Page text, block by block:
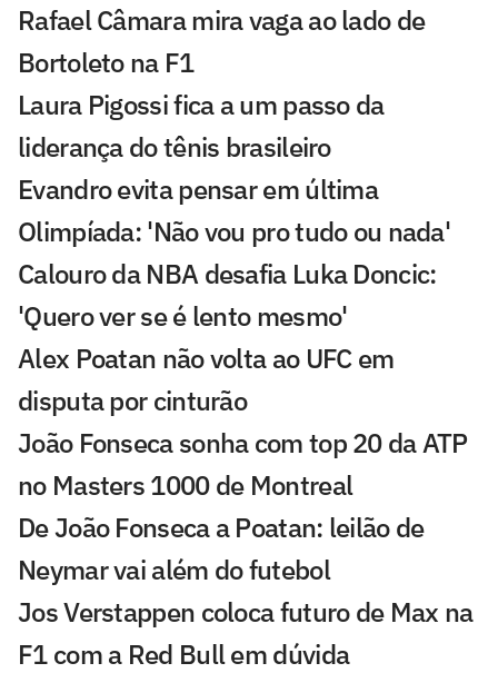
Rafael Câmara mira vaga ao lado de
Bortoleto na F1
Laura Pigossi fica a um passo da
liderança do tênis brasileiro
Evandro evita pensar em última
Olimpíada: 'Não vou pro tudo ou nada'
Calouro da NBA desafia Luka Doncic:
'Quero ver se é lento mesmo'
Alex Poatan não volta ao UFC em
disputa por cinturão
João Fonseca sonha com top 20 da ATP
no Masters 1000 de Montreal
De João Fonseca a Poatan: leilão de
Neymar vai além do futebol
Jos Verstappen coloca futuro de Max na
F1 com a Red Bull em dúvida